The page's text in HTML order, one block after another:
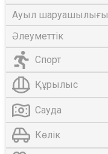
Ауыл шаруашылығы
Әлеуметтік
Спорт
Құрылыс
Сауда
Көлік